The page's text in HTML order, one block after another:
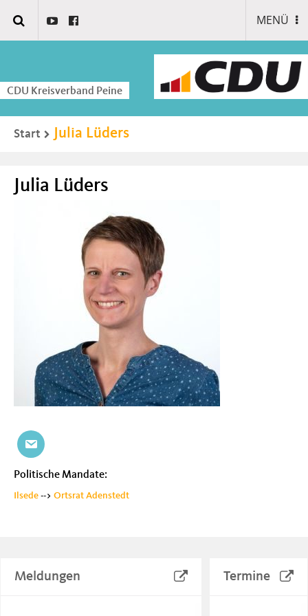
MENÜ
CDU Kreisverband Peine
Start Julia Lüders
Julia Lüders
Politische Mandate:
Ilsede --> Ortsrat Adenstedt
Meldungen Termine